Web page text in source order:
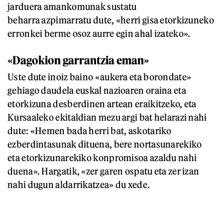
jarduera amankomunak sustatu
beharra azpimarratu dute, «herri gisa etorkizuneko
erronkei berme osoz aurre egin ahal izateko».
«Dagokion garrantzia eman»
Uste dute inoiz baino «aukera eta borondate»
gehiago daudela euskal nazioaren oraina eta
etorkizuna desberdinen artean eraikitzeko, eta
Kursaaleko ekitaldian mezu argi bat helarazi nahi
dute: «Hemen bada herri bat, askotariko
ezberdintasunak dituena, bere nortasunarekiko
eta etorkizunarekiko konpromisoa azaldu nahi
duena». Hargatik, «zer garen ospatu eta zer izan
nahi dugun aldarrikatzea» du xede.